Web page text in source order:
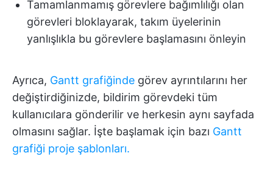
Tamamlanmamış görevlere bağımlılığı olan
görevleri bloklayarak, takım üyelerinin
yanlışlıkla bu görevlere başlamasını önleyin
Ayrıca, Gantt grafiğinde görev ayrıntılarını her
değiştirdiğinizde, bildirim görevdeki tüm
kullanıcılara gönderilir ve herkesin aynı sayfada
olmasını sağlar. İşte başlamak için bazı Gantt
grafiği proje şablonları.